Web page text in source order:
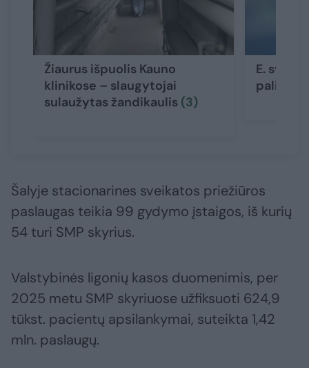
Žiaurus išpuolis Kauno
klinikose – slaugytojai
sulaužytas žandikaulis (3)
E.
palies
Šalyje stacionarines sveikatos priežiūros
paslaugas teikia 99 gydymo įstaigos, iš kurių
54 turi SMP skyrius.
Valstybinės ligonių kasos duomenimis, per
2025 metu SMP skyriuose užfiksuoti 624,9
tūkst. pacientų apsilankymai, suteikta 1,42
mln. paslaugų.